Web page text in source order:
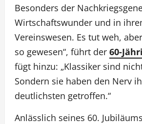
Besonders der
Wirtschaftswunder und in
Vereinswesen. Es tut weh,
so gewesen“, führt der 60-
fügt hinzu: „Klassiker sind
Sondern sie haben den Nerv
deutlichsten getroffen.“
Anlässlich seines 60.